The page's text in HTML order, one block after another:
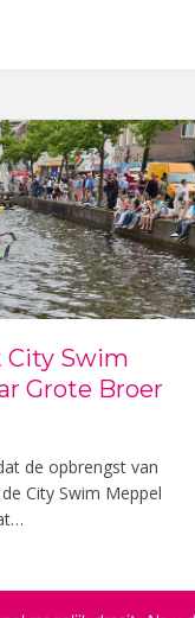
Grote Broer ook in
City Swim
Grote Broer
de opbrengst van
City Swim Meppel
Opbrengst City Swim